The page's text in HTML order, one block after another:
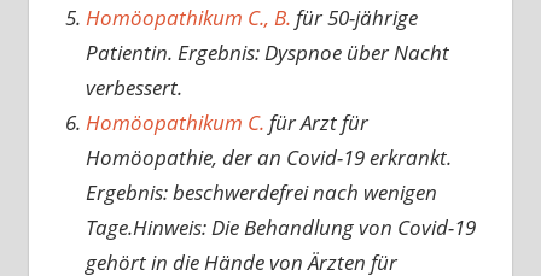
Homöopathikum C., B. für 50-jährige
Patientin. Ergebnis: Dyspnoe über Nacht
verbessert.
Homöopathikum C. für Arzt für
Homöopathie, der an Covid-19 erkrankt.
Ergebnis: beschwerdefrei nach wenigen
Tage.Hinweis: Die Behandlung von Covid-19
gehört in die Hände von Ärzten für